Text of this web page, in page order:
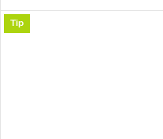
pozinkového plechu s rámem z
profilu...
Tip